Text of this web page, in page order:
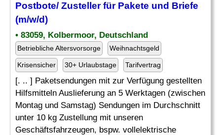
Postbote/ Zustellerfür Pakete und Briefe
(m/w/d)
• 83059, Kolbermoor, Deutschland
Betriebliche Altersvorsorge Weihnachtsgeld
Krisensicher 30+ Urlaubstage Tarifvertrag
[. .. ] Paketsendungen mit zur Verfügung gestellten
Hilfsmitteln Auslieferung an 5 Werktagen (zwischen
Montag und Samstag) Sendungen im Durchschnitt
unter 10 kg Zustellung mit unseren
Geschäftsfahrzeugen, bspw. vollelektrische